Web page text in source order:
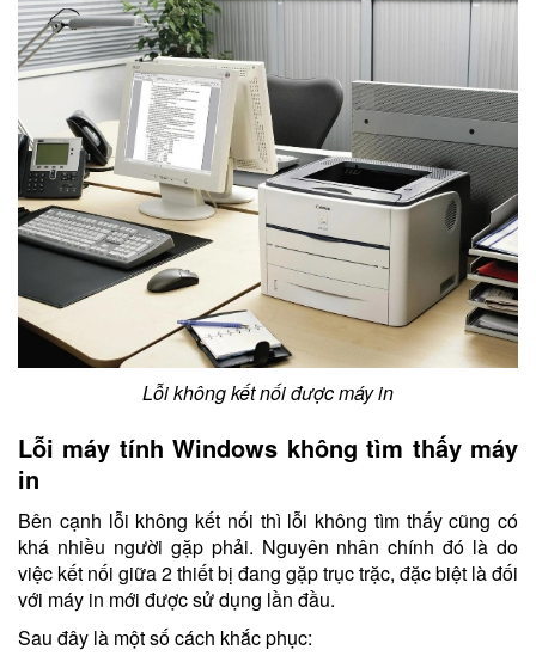
Lỗi không kết nối được máy in
Lỗi máy tính Windows không tìm thấy máy
in
Bên cạnh lỗi không kết nối thì lỗi không tìm thấy cũng có
khá nhiều người gặp phải. Nguyên nhân chính đó là do
việc kết nối giữa 2 thiết bị đang gặp trục trặc, đặc biệt là đối
với máy in mới được sử dụng lần đầu.
Sau đây là một số cách khắc phục: